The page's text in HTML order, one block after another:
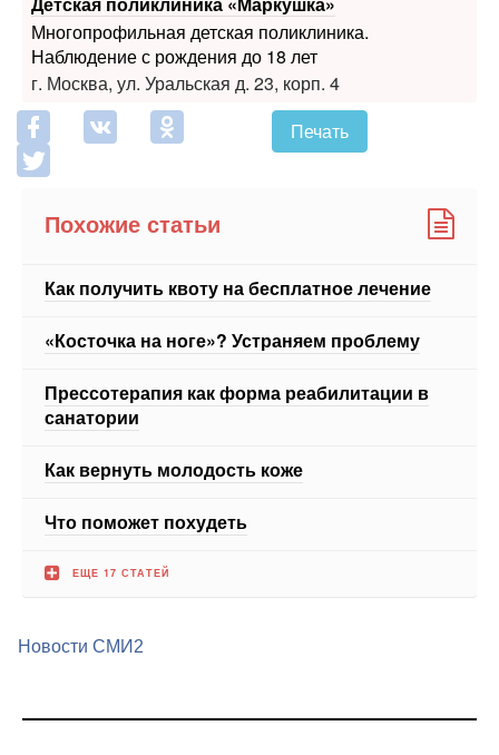
г. Москва, ул. Уральская д. 23, корп. 4
Печать
Похожие статьи
Как получить квоту на бесплатное лечение
санатории
Как вернуть молодость коже
Новости СМИ2
Москва, Лихов переулок дом 3, стр.2, помещение 2